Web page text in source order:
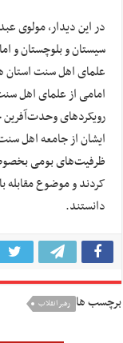
در این دیدار، مولوی
سیستان و بلوچستان و
علمای اهل سنت استان
امامی از علمای اهل
رویکردهای
ایشان از جامعه اهل
ظرفیت‌های بومی
کردند و موضوع مقابله
دانستند.
برچسب ها رهبر انقلاب